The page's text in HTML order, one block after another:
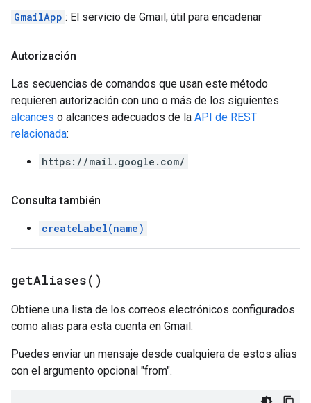
GmailApp : El servicio de Gmail, útil para encadenar
Autorización
Las secuencias de comandos que usan este método
requieren autorización con uno o más de los siguientes
alcances o alcances adecuados de la API de REST
relacionada:
https://mail.google.com/
Consulta también
createLabel(name)
getAliases( )
Obtiene una lista de los correos electrónicos configurados
como alias para esta cuenta en Gmail.
Puedes enviar un mensaje desde cualquiera de estos alias
con el argumento opcional "from".